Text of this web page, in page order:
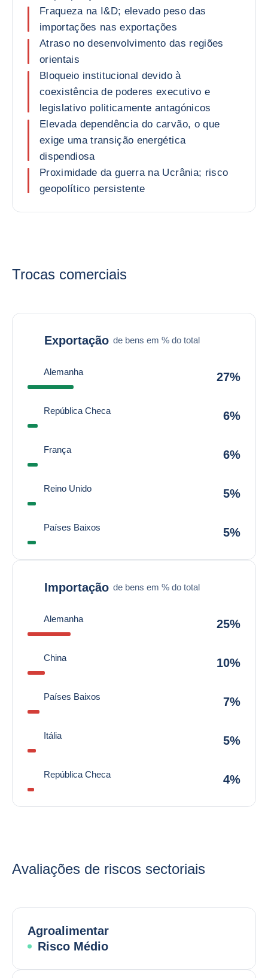
Fraqueza na I&D; elevado peso das
importações nas exportações
Atraso no desenvolvimento das regiões
orientais
Bloqueio institucional devido à
coexistência de poderes executivo e
legislativo politicamente antagónicos
Elevada dependência do carvão, o que
exige uma transição energética
dispendiosa
Proximidade da guerra na Ucrânia; risco
geopolítico persistente
Trocas comerciais
Exportação de bens em % do total
Alemanha 27%
República Checa 6%
França 6%
Reino Unido 5%
Países Baixos 5%
Importação de bens em % do total
Alemanha 25%
China 10%
Países Baixos 7%
Itália 5%
República Checa 4%
Avaliações de riscos sectoriais
Agroalimentar
Risco Médio